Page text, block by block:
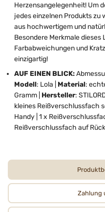
Herzensangelegenheit! Um
jedes einzelnen Produkts zu
aus hochwertigem und
Besondere Merkmale dieses
Farbabweichungen und
einzigartig!
AUF EINEN BLICK:
Modell: Lola | Material:
Gramm | Hersteller:
kleines Reißverschlussfach
Handy | 1 x
Reißverschlussfach auf
Zahlung